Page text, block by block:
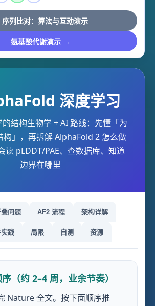
列比对：算法与互动演示
氨基酸代谢演示 →
深度学习
结构生物学 + AI 路线：先懂「为
构」，再拆解 AlphaFold 2 怎么做
读 pLDDT/PAE、查数据库、知道
边界在哪里
问题 AF2 流程 架构详解
践 局限 自测 资源
（约 2–4 周，业余节奏）
Nature 全文。按下面顺序推